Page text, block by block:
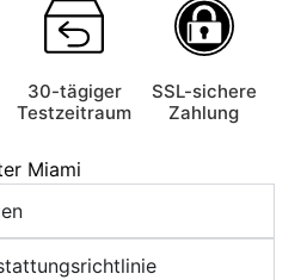
30-tägiger
Testzeitraum
SSL-sichere
Zahlung
Miami